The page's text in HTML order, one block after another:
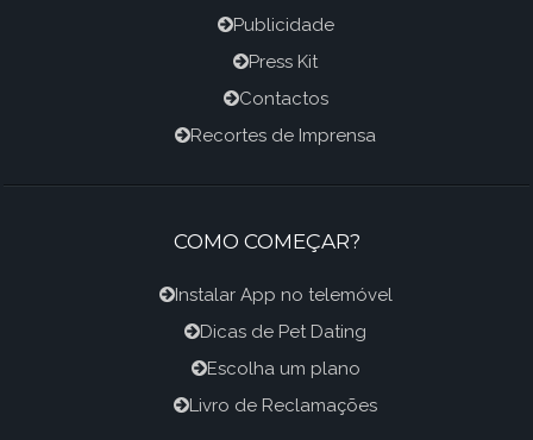
Publicidade
Press Kit
Contactos
Recortes de Imprensa
COMO COMEÇAR?
Instalar App no telemóvel
Dicas de Pet Dating
Escolha um plano
Livro de Reclamações